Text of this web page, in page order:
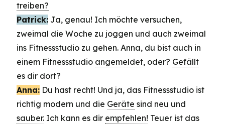
treiben?
Patrick: Ja, genau! Ich möchte versuchen,
zweimal die Woche zu joggen und auch zweimal
ins Fitnessstudio zu gehen. Anna, du bist auch in
einem Fitnessstudio angemeldet, oder? Gefällt
es dir dort?
Anna: Du hast recht! Und ja, das Fitnessstudio ist
richtig modern und die Geräte sind neu und
sauber. Ich kann es dir empfehlen! Teuer ist das